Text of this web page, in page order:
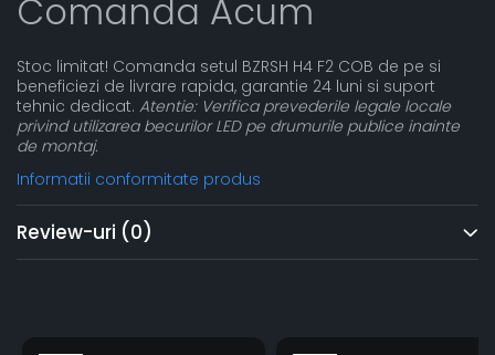
Comanda Acum
Stoc limitat! Comanda setul BZRSH H4 F2 COB de pe si
beneficiezi de livrare rapida, garantie 24 luni si suport
tehnic dedicat. Atentie: Verifica prevederile legale locale
privind utilizarea becurilor LED pe drumurile publice inainte
de montaj.
Informatii conformitate produs
Review-uri (0)